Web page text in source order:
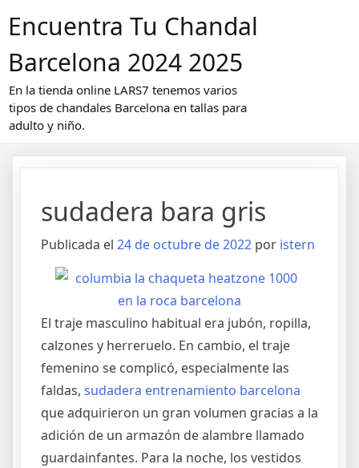
Encuentra Tu Chandal
Barcelona 2024 2025
En la tienda online LARS7 tenemos varios
tipos de chandales Barcelona en tallas para
adulto y niño.
sudadera bara gris
Publicada el 24 de octubre de 2022 por istern
El traje masculino habitual era jubón, ropilla,
calzones y herreruelo. En cambio, el traje
femenino se complicó, especialmente las
faldas, sudadera entrenamiento barcelona
que adquirieron un gran volumen gracias a la
adición de un armazón de alambre llamado
guardainfantes. Para la noche, los vestidos